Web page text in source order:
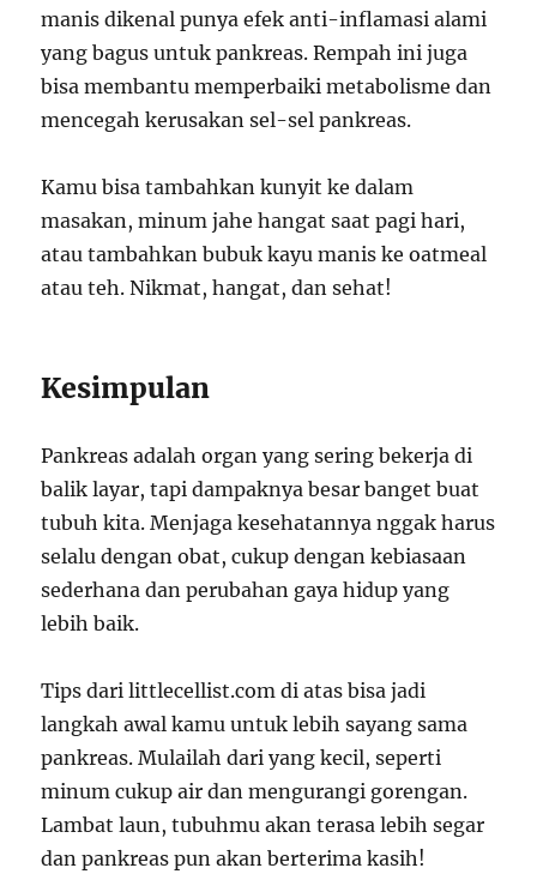
manis dikenal punya efek anti-inflamasi alami
yang bagus untuk pankreas. Rempah ini juga
bisa membantu memperbaiki metabolisme dan
mencegah kerusakan sel-sel pankreas.
Kamu bisa tambahkan kunyit ke dalam
masakan, minum jahe hangat saat pagi hari,
atau tambahkan bubuk kayu manis ke oatmeal
atau teh. Nikmat, hangat, dan sehat!
Kesimpulan
Pankreas adalah organ yang sering bekerja di
balik layar, tapi dampaknya besar banget buat
tubuh kita. Menjaga kesehatannya nggak harus
selalu dengan obat, cukup dengan kebiasaan
sederhana dan perubahan gaya hidup yang
lebih baik.
Tips dari littlecellist.com di atas bisa jadi
langkah awal kamu untuk lebih sayang sama
pankreas. Mulailah dari yang kecil, seperti
minum cukup air dan mengurangi gorengan.
Lambat laun, tubuhmu akan terasa lebih segar
dan pankreas pun akan berterima kasih!